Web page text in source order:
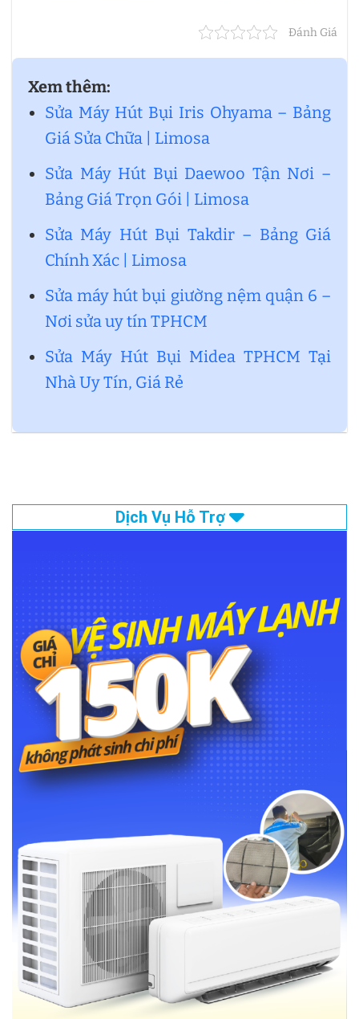
Đánh Giá
Xem thêm:
Sửa Máy Hút Bụi Iris Ohyama – Bảng
Giá Sửa Chữa | Limosa
Sửa Máy Hút Bụi Daewoo Tận Nơi –
Bảng Giá Trọn Gói | Limosa
Sửa Máy Hút Bụi Takdir – Bảng Giá
Chính Xác | Limosa
Sửa máy hút bụi giường nệm quận 6 –
Nơi sửa uy tín TPHCM
Sửa Máy Hút Bụi Midea TPHCM Tại
Nhà Uy Tín, Giá Rẻ
Dịch Vụ Hỗ Trợ